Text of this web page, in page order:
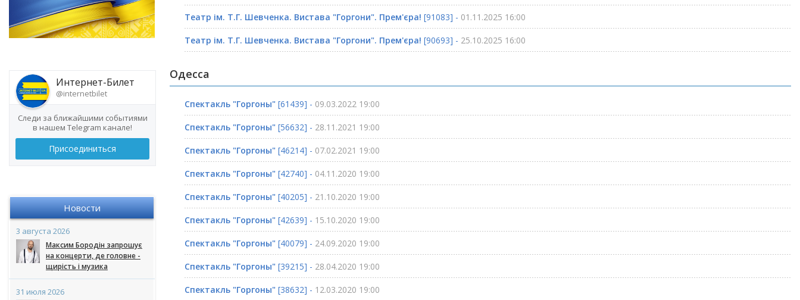
Интернет-Билет
@internetbilet
Следи за ближайшими событиями
в нашем Telegram канале!
Присоединиться
Новости
3 августа 2026
Максим Бородін запрошує
на концерти, де головне -
щирість і музика
31 июля 2026
Театр ім. Т.Г. Шевченка. Вистава "Горгони". Прем'єра! [91083] - 01.11.2025 16:00
Театр ім. Т.Г. Шевченка. Вистава "Горгони". Прем'єра! [90693] - 25.10.2025 16:00
Одесса
Спектакль "Горгоны" [61439] - 09.03.2022 19:00
Спектакль "Горгоны" [56632] - 28.11.2021 19:00
Спектакль "Горгоны" [46214] - 07.02.2021 19:00
Спектакль "Горгоны" [42740] - 04.11.2020 19:00
Спектакль "Горгоны" [40205] - 21.10.2020 19:00
Спектакль "Горгоны" [42639] - 15.10.2020 19:00
Спектакль "Горгоны" [40079] - 24.09.2020 19:00
Спектакль "Горгоны" [39215] - 28.04.2020 19:00
Спектакль "Горгоны" [38632] - 12.03.2020 19:00